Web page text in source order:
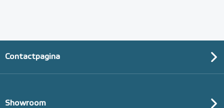
Contactpagina
Showroom